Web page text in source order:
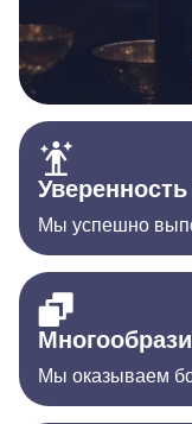
Мы успешно
Мы оказываем